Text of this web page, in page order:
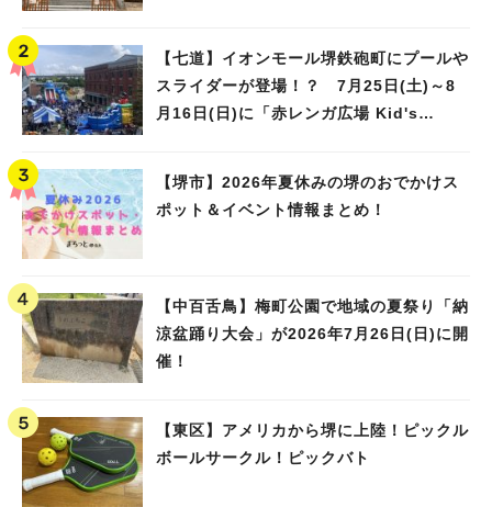
【七道】イオンモール堺鉄砲町にプールや
スライダーが登場！？ 7月25日(土)～8
月16日(日)に「赤レンガ広場 Kid's
【堺市】2026年夏休みの堺のおでかけス
ポット＆イベント情報まとめ！
【中百舌鳥】梅町公園で地域の夏祭り「納
涼盆踊り大会」が2026年7月26日(日)に開
催！
【東区】アメリカから堺に上陸！ピックル
ボールサークル！ピックバト